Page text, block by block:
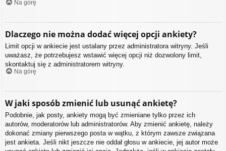
Na górę
Dlaczego nie można dodać więcej opcji ankiety?
Limit opcji w ankiecie jest ustalany przez administratora witryny. Jeśli
uważasz, że potrzebujesz wstawić więcej opcji niż dozwolony limit,
skontaktuj się z administratorem witryny.
Na górę
W jaki sposób zmienić lub usunąć ankietę?
Podobnie, jak posty, ankiety mogą być zmieniane tylko przez ich
autorów, moderatorów lub administratorów. Aby zmienić ankietę, należy
dokonać zmiany pierwszego posta w wątku, z którym zawsze związana
jest ankieta. Jeśli nikt jeszcze nie oddał głosu w ankiecie, jej autor może